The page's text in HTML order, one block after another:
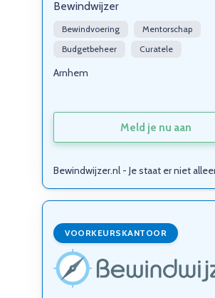
Bewindwijzer
Bewindvoering
Mentorschap
Budgetbeheer
Curatele
Arnhem
Meld je nu aan
Bewindwijzer.nl - Je staat er niet
VOORKEURSKANTOOR